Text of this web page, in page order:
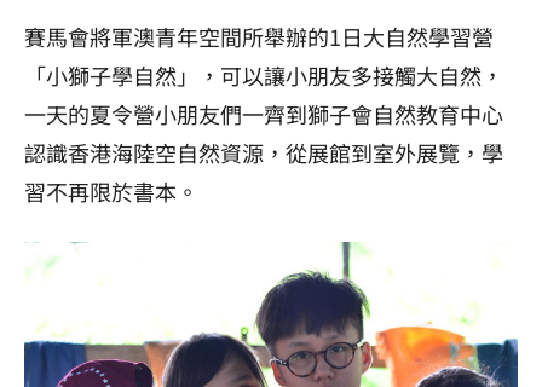
賽馬會將軍澳青年空間所舉辦的1日大自然學習營
「小獅子學自然」，可以讓小朋友多接觸大自然，
一天的夏令營小朋友們一齊到獅子會自然教育中心
認識香港海陸空自然資源，從展館到室外展覽，學
習不再限於書本。